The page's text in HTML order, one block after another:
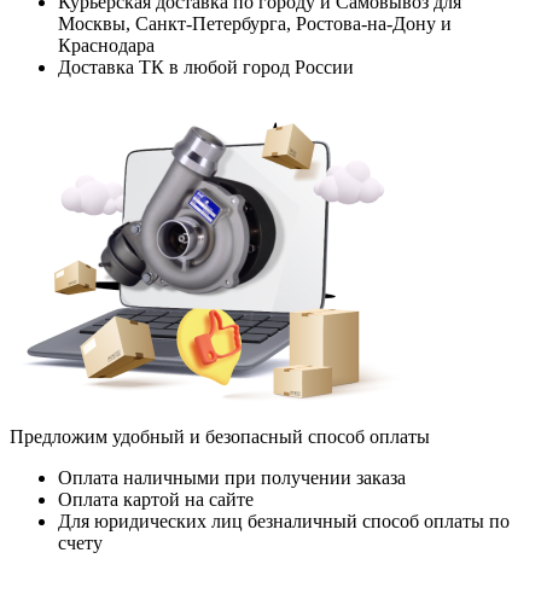
Москвы, Санкт-Петербурга, Ростова-на-Дону и
Краснодара
Доставка ТК в любой город России
Предложим удобный и безопасный способ оплаты
Оплата наличными при получении заказа
Оплата картой на сайте
Для юридических лиц безналичный способ оплаты по
счету